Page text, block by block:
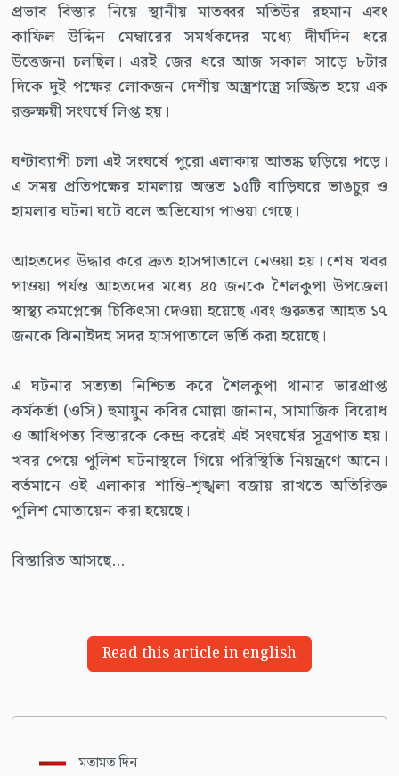
প্রভাব বিস্তার নিয়ে স্থানীয় মাতব্বর মতিউর রহমান এবং
কাফিল উদ্দিন মেম্বারের সমর্থকদের মধ্যে দীর্ঘদিন ধরে
উত্তেজনা চলছিল। এরই জের ধরে আজ সকাল সাড়ে ৮টার
দিকে দুই পক্ষের লোকজন দেশীয় অস্ত্রশস্ত্রে সজ্জিত হয়ে এক
রক্তক্ষয়ী সংঘর্ষে লিপ্ত হয়।
ঘণ্টাব্যাপী চলা এই সংঘর্ষে পুরো এলাকায় আতঙ্ক ছড়িয়ে পড়ে।
এ সময় প্রতিপক্ষের হামলায় অন্তত ১৫টি বাড়িঘরে ভাঙচুর ও
হামলার ঘটনা ঘটে বলে অভিযোগ পাওয়া গেছে।
আহতদের উদ্ধার করে দ্রুত হাসপাতালে নেওয়া হয়। শেষ খবর
পাওয়া পর্যন্ত আহতদের মধ্যে ৪৫ জনকে শৈলকুপা উপজেলা
স্বাস্থ্য কমপ্লেক্সে চিকিৎসা দেওয়া হয়েছে এবং গুরুতর আহত ১৭
জনকে ঝিনাইদহ সদর হাসপাতালে ভর্তি করা হয়েছে।
এ ঘটনার সত্যতা নিশ্চিত করে শৈলকুপা থানার ভারপ্রাপ্ত
কর্মকর্তা (ওসি) হুমায়ুন কবির মোল্লা জানান, সামাজিক বিরোধ
ও আধিপত্য বিস্তারকে কেন্দ্র করেই এই সংঘর্ষের সূত্রপাত হয়।
খবর পেয়ে পুলিশ ঘটনাস্থলে গিয়ে পরিস্থিতি নিয়ন্ত্রণে আনে।
বর্তমানে ওই এলাকার শান্তি-শৃঙ্খলা বজায় রাখতে অতিরিক্ত
পুলিশ মোতায়েন করা হয়েছে।
বিস্তারিত আসছে...
Read this article in english
মতামত দিন